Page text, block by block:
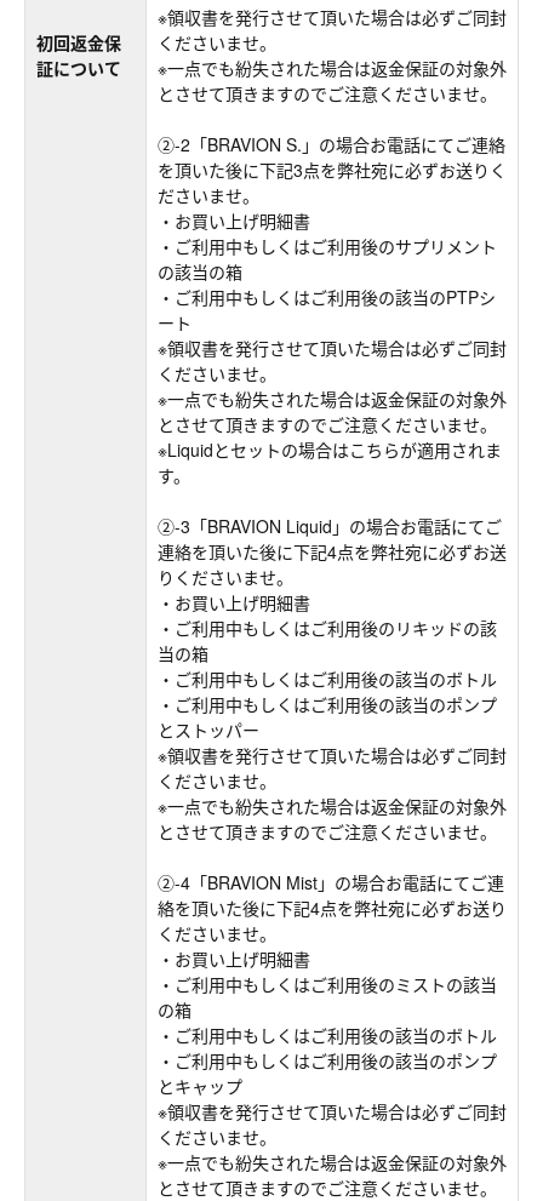
初回返金保
証について
※領収書を発行させて頂いた場合は必ずご同封
くださいませ。
※一点でも紛失された場合は返金保証の対象外
とさせて頂きますのでご注意くださいませ。
②-2「BRAVION S.」の場合お電話にてご連絡
を頂いた後に下記3点を弊社宛に必ずお送りく
ださいませ。
・お買い上げ明細書
・ご利用中もしくはご利用後のサプリメント
の該当の箱
・ご利用中もしくはご利用後の該当のPTPシ
ート
※領収書を発行させて頂いた場合は必ずご同封
くださいませ。
※一点でも紛失された場合は返金保証の対象外
とさせて頂きますのでご注意くださいませ。
※Liquidとセットの場合はこちらが適用されま
す。
②-3「BRAVION Liquid」の場合お電話にてご
連絡を頂いた後に下記4点を弊社宛に必ずお送
りくださいませ。
・お買い上げ明細書
・ご利用中もしくはご利用後のリキッドの該
当の箱
・ご利用中もしくはご利用後の該当のボトル
・ご利用中もしくはご利用後の該当のポンプ
とストッパー
※領収書を発行させて頂いた場合は必ずご同封
くださいませ。
※一点でも紛失された場合は返金保証の対象外
とさせて頂きますのでご注意くださいませ。
②-4「BRAVION Mist」の場合お電話にてご連
絡を頂いた後に下記4点を弊社宛に必ずお送り
くださいませ。
・お買い上げ明細書
・ご利用中もしくはご利用後のミストの該当
の箱
・ご利用中もしくはご利用後の該当のボトル
・ご利用中もしくはご利用後の該当のポンプ
とキャップ
※領収書を発行させて頂いた場合は必ずご同封
くださいませ。
※一点でも紛失された場合は返金保証の対象外
とさせて頂きますのでご注意くださいませ。